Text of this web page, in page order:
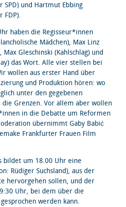
SPD) und Hartmut Ebbing
FDP).
haben die Regisseur*innen
Mädchen), Max Linz
Gleschinski (Kahlschlag) und
das Wort. Alle vier stellen bei
wollen aus erster Hand über
und Produktion hören: wo
unter den gegebenen
die Grenzen. Vor allem aber wollen
in die Debatte um Reformen
übernimmt Gaby Babić
Frankfurter Frauen Film
bildet um 18.00 Uhr eine
Rüdiger Suchsland), aus der
hervorgehen sollen, und der
Uhr, bei dem über die
werden kann.